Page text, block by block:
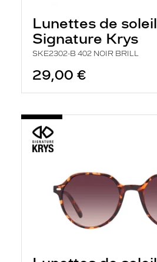
Lunettes de soleil
Signature Krys
SKE2302-B 402 NOIR BRILL
29,00 €